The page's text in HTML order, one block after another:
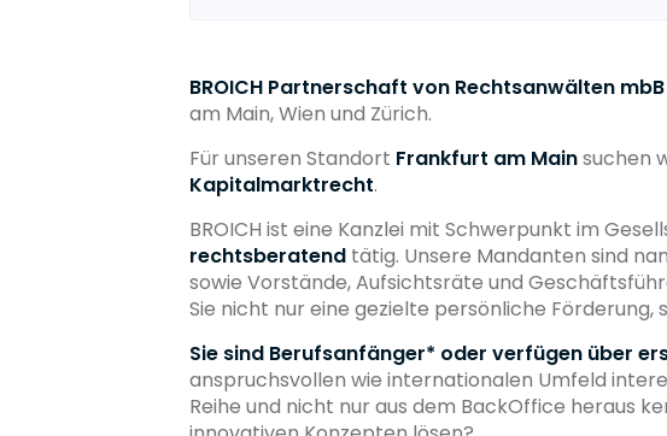
BROICH Partnerschaft von Rechtsanwälten mbB
am Main, Wien und Zürich.
Für unseren Standort Frankfurt am Mainsuchen
Kapitalmarktrecht.
BROICH ist eine Kanzlei mit Schwerpunkt im
rechtsberatend tätig. Unsere Mandanten sind
sowie Vorstände, Aufsichtsräte und
Sie nicht nur eine gezielte persönliche
Sie sind Berufsanfänger* oder verfügen über
anspruchsvollen wie internationalen Umfeld
Reihe und nicht nur aus dem BackOffice heraus